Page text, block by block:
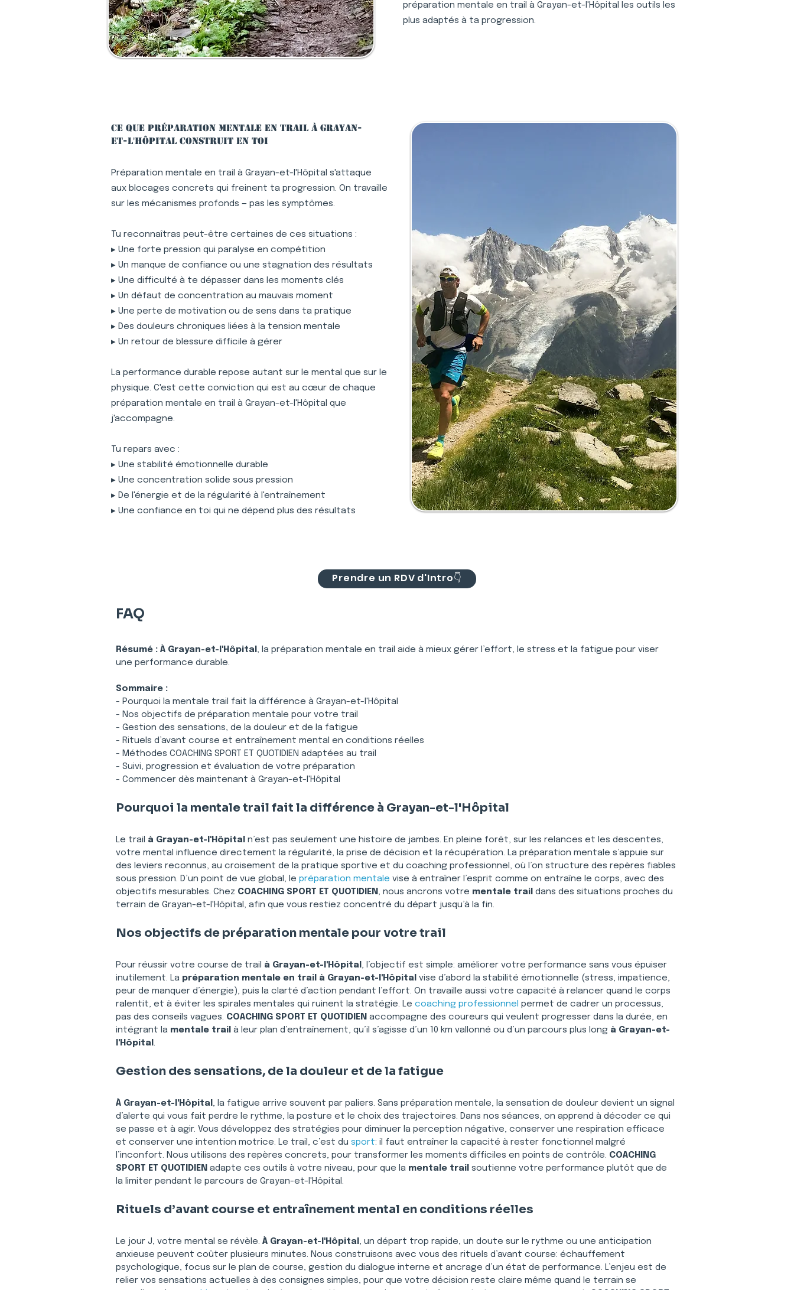
préparation mentale en trail à Grayan-et-l'Hôpital les outils les
plus adaptés à ta progression.
Ce que préparation mentale en trail à Grayan-
et-l'Hôpital construit en toi
Préparation mentale en trail à Grayan-et-l'Hôpital s'attaque
aux blocages concrets qui freinent ta progression. On travaille
sur les mécanismes profonds — pas les symptômes.
Tu reconnaîtras peut-être certaines de ces situations :
▸ Une forte pression qui paralyse en compétition
▸ Un manque de confiance ou une stagnation des résultats
▸ Une difficulté à te dépasser dans les moments clés
▸ Un défaut de concentration au mauvais moment
▸ Une perte de motivation ou de sens dans ta pratique
▸ Des douleurs chroniques liées à la tension mentale
▸ Un retour de blessure difficile à gérer
La performance durable repose autant sur le mental que sur le
physique. C'est cette conviction qui est au cœur de chaque
préparation mentale en trail à Grayan-et-l'Hôpital que
j'accompagne.
Tu repars avec :
▸ Une stabilité émotionnelle durable
▸ Une concentration solide sous pression
▸ De l'énergie et de la régularité à l'entraînement
▸ Une confiance en toi qui ne dépend plus des résultats
Prendre un RDV d'Intro👇
FAQ
Résumé : À Grayan-et-l'Hôpital , la préparation mentale en trail aide à mieux gérer l’effort, le stress et la fatigue pour viser
une performance durable.
Sommaire :
- Pourquoi la mentale trail fait la différence à Grayan-et-l'Hôpital
- Nos objectifs de préparation mentale pour votre trail
- Gestion des sensations, de la douleur et de la fatigue
- Rituels d’avant course et entraînement mental en conditions réelles
- Méthodes COACHING SPORT ET QUOTIDIEN adaptées au trail
- Suivi, progression et évaluation de votre préparation
- Commencer dès maintenant à Grayan-et-l'Hôpital
Pourquoi la mentale trail fait la différence à Grayan-et-l'Hôpital
Le trail à Grayan-et-l'Hôpital n’est pas seulement une histoire de jambes. En pleine forêt, sur les relances et les descentes,
votre mental influence directement la régularité, la prise de décision et la récupération. La préparation mentale s’appuie sur
des leviers reconnus, au croisement de la pratique sportive et du coaching professionnel, où l’on structure des repères fiables
sous pression. D’un point de vue global, le préparation mentale vise à entraîner l’esprit comme on entraîne le corps, avec des
objectifs mesurables. Chez COACHING SPORT ET QUOTIDIEN , nous ancrons votre mentale trail dans des situations proches du
terrain de Grayan-et-l'Hôpital, afin que vous restiez concentré du départ jusqu’à la fin.
Nos objectifs de préparation mentale pour votre trail
Pour réussir votre course de trail à Grayan-et-l'Hôpital , l’objectif est simple: améliorer votre performance sans vous épuiser
inutilement. La préparation mentale en trail à Grayan-et-l'Hôpital vise d’abord la stabilité émotionnelle (stress, impatience,
peur de manquer d’énergie), puis la clarté d’action pendant l’effort. On travaille aussi votre capacité à relancer quand le corps
ralentit, et à éviter les spirales mentales qui ruinent la stratégie. Le coaching professionnel permet de cadrer un processus,
pas des conseils vagues. COACHING SPORT ET QUOTIDIEN accompagne des coureurs qui veulent progresser dans la durée, en
intégrant la mentale trail à leur plan d’entraînement, qu’il s’agisse d’un 10 km vallonné ou d’un parcours plus long à Grayan-et-
l'Hôpital .
Gestion des sensations, de la douleur et de la fatigue
À Grayan-et-l'Hôpital , la fatigue arrive souvent par paliers. Sans préparation mentale, la sensation de douleur devient un signal
d’alerte qui vous fait perdre le rythme, la posture et le choix des trajectoires. Dans nos séances, on apprend à décoder ce qui
se passe et à agir. Vous développez des stratégies pour diminuer la perception négative, conserver une respiration efficace
et conserver une intention motrice. Le trail, c’est du sport: il faut entraîner la capacité à rester fonctionnel malgré
l’inconfort. Nous utilisons des repères concrets, pour transformer les moments difficiles en points de contrôle. COACHING
SPORT ET QUOTIDIEN adapte ces outils à votre niveau, pour que la mentale trail soutienne votre performance plutôt que de
la limiter pendant le parcours de Grayan-et-l'Hôpital.
Rituels d’avant course et entraînement mental en conditions réelles
Le jour J, votre mental se révèle. À Grayan-et-l'Hôpital , un départ trop rapide, un doute sur le rythme ou une anticipation
anxieuse peuvent coûter plusieurs minutes. Nous construisons avec vous des rituels d’avant course: échauffement
psychologique, focus sur le plan de course, gestion du dialogue interne et ancrage d’un état de performance. L’enjeu est de
relier vos sensations actuelles à des consignes simples, pour que votre décision reste claire même quand le terrain se